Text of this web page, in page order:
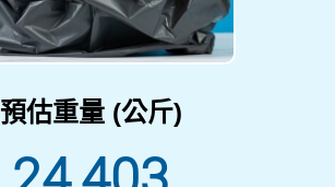
預估重量 (公斤)